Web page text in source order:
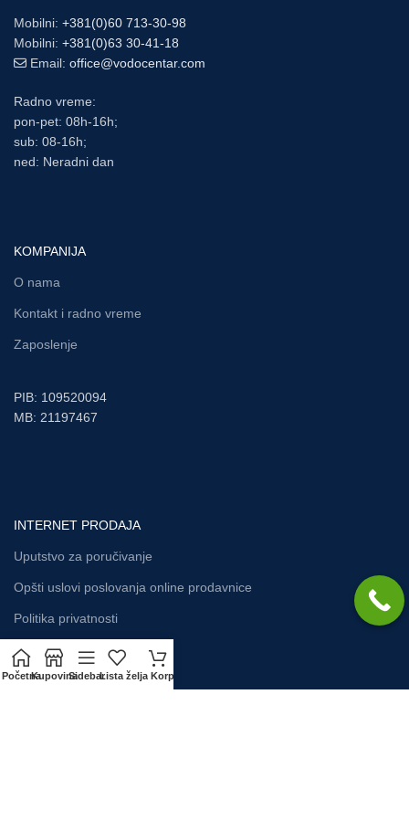
Mobilni: +381(0)60 713-30-98
Mobilni: +381(0)63 30-41-18
Email: office@vodocentar.com
Radno vreme:
pon-pet: 08h-16h;
sub: 08-16h;
ned: Neradni dan
KOMPANIJA
O nama
Kontakt i radno vreme
Zaposlenje
PIB: 109520094
MB: 21197467
INTERNET PRODAJA
Uputstvo za poručivanje
Opšti uslovi poslovanja online prodavnice
Politika privatnosti
PočetnaKupovinaSidebarLista želja Korpa